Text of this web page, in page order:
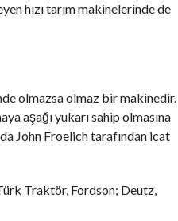
hızı tarım makinelerinde de
olmazsa olmaz bir makinedir.
aşağı yukarı sahip olmasına
John Froelich tarafından icat
Traktör, Fordson; Deutz,